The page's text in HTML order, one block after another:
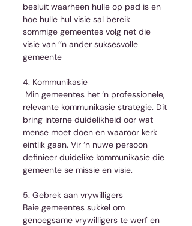
besluit waarheen hulle op pad is en
hoe hulle hul visie sal bereik
sommige gemeentes volg net die
visie van ‘’n ander suksesvolle
gemeente
4. Kommunikasie
relevante kommunikasie strategie. Dit
bring interne duidelikheid oor wat
mense moet doen en waaroor kerk
eintlik gaan. Vir ‘n nuwe persoon
definieer duidelike kommunikasie die
gemeente se missie en visie.
5. Gebrek aan vrywilligers
Baie gemeentes sukkel om
genoegsame vrywilligers te werf en